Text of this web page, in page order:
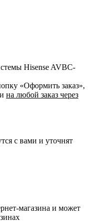
Hisense AVBC-
«Оформить заказ»,
на любой заказ через
с вами и уточнят
магазина и может